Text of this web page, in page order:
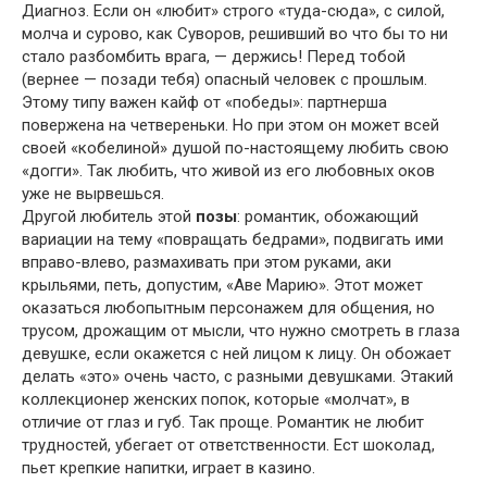
Диагноз. Если он «любит» строго «туда-сюда», с силой,
молча и сурово, как Суворов, решивший во что бы то ни
стало разбомбить врага, — держись! Перед тобой
(вернее — позади тебя) опасный человек с прошлым.
Этому типу важен кайф от «победы»: партнерша
повержена на четвереньки. Но при этом он может всей
своей «кобелиной» душой по-настоящему любить свою
«догги». Так любить, что живой из его любовных оков
уже не вырвешься.
Другой любитель этой позы: романтик, обожающий
вариации на тему «повращать бедрами», подвигать ими
вправо-влево, размахивать при этом руками, аки
крыльями, петь, допустим, «Аве Марию». Этот может
оказаться любопытным персонажем для общения, но
трусом, дрожащим от мысли, что нужно смотреть в глаза
девушке, если окажется с ней лицом к лицу. Он обожает
делать «это» очень часто, с разными девушками. Этакий
коллекционер женских попок, которые «молчат», в
отличие от глаз и губ. Так проще. Романтик не любит
трудностей, убегает от ответственности. Ест шоколад,
пьет крепкие напитки, играет в казино.